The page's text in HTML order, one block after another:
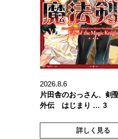
2026.8.6
片田舎のおっさん、剣
外伝 はじまり … 3
詳しく見る